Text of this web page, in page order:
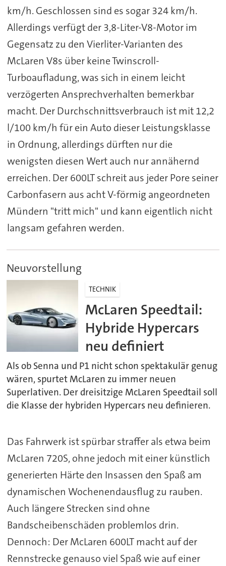
km/h. Geschlossen sind es sogar 324 km/h.
Allerdings verfügt der 3,8-Liter-V8-Motor im
Gegensatz zu den Vierliter-Varianten des
McLaren V8s über keine Twinscroll-
Turboaufladung, was sich in einem leicht
verzögerten Ansprechverhalten bemerkbar
macht. Der Durchschnittsverbrauch ist mit 12,2
l/100 km/h für ein Auto dieser Leistungsklasse
in Ordnung, allerdings dürften nur die
wenigsten diesen Wert auch nur annähernd
erreichen. Der 600LT schreit aus jeder Pore seiner
Carbonfasern aus acht V-förmig angeordneten
Mündern "tritt mich" und kann eigentlich nicht
langsam gefahren werden.
Neuvorstellung
TECHNIK
McLaren Speedtail:
Hybride Hypercars
neu definiert
Als ob Senna und P1 nicht schon spektakulär genug
wären, spurtet McLaren zu immer neuen
Superlativen. Der dreisitzige McLaren Speedtail soll
die Klasse der hybriden Hypercars neu definieren.
Das Fahrwerk ist spürbar straffer als etwa beim
McLaren 720S, ohne jedoch mit einer künstlich
generierten Härte den Insassen den Spaß am
dynamischen Wochenendausflug zu rauben.
Auch längere Strecken sind ohne
Bandscheibenschäden problemlos drin.
Dennoch: Der McLaren 600LT macht auf der
Rennstrecke genauso viel Spaß wie auf einer